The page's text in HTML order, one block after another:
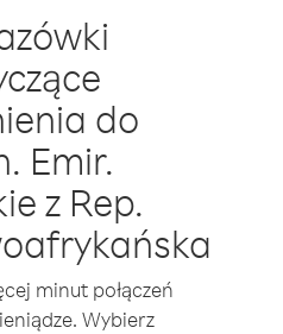
do
Emir.
z Rep.
minut połączeń
Wybierz